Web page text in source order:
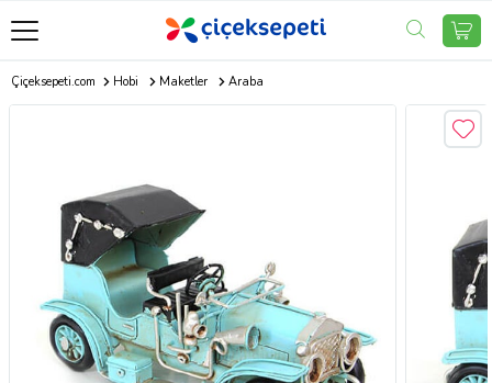
Çiçeksepeti.com Hobi Maketler Araba